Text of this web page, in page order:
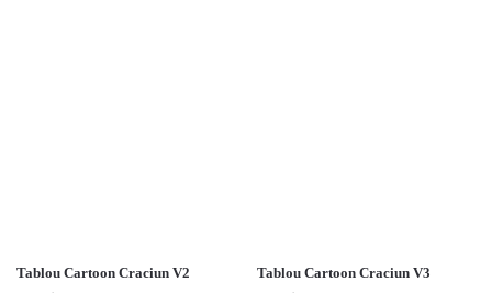
Tablou Cartoon Craciun V2 Tablou Cartoon Craciun V3